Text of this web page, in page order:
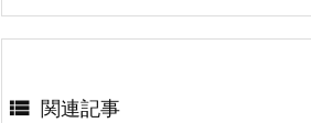
 関連記事